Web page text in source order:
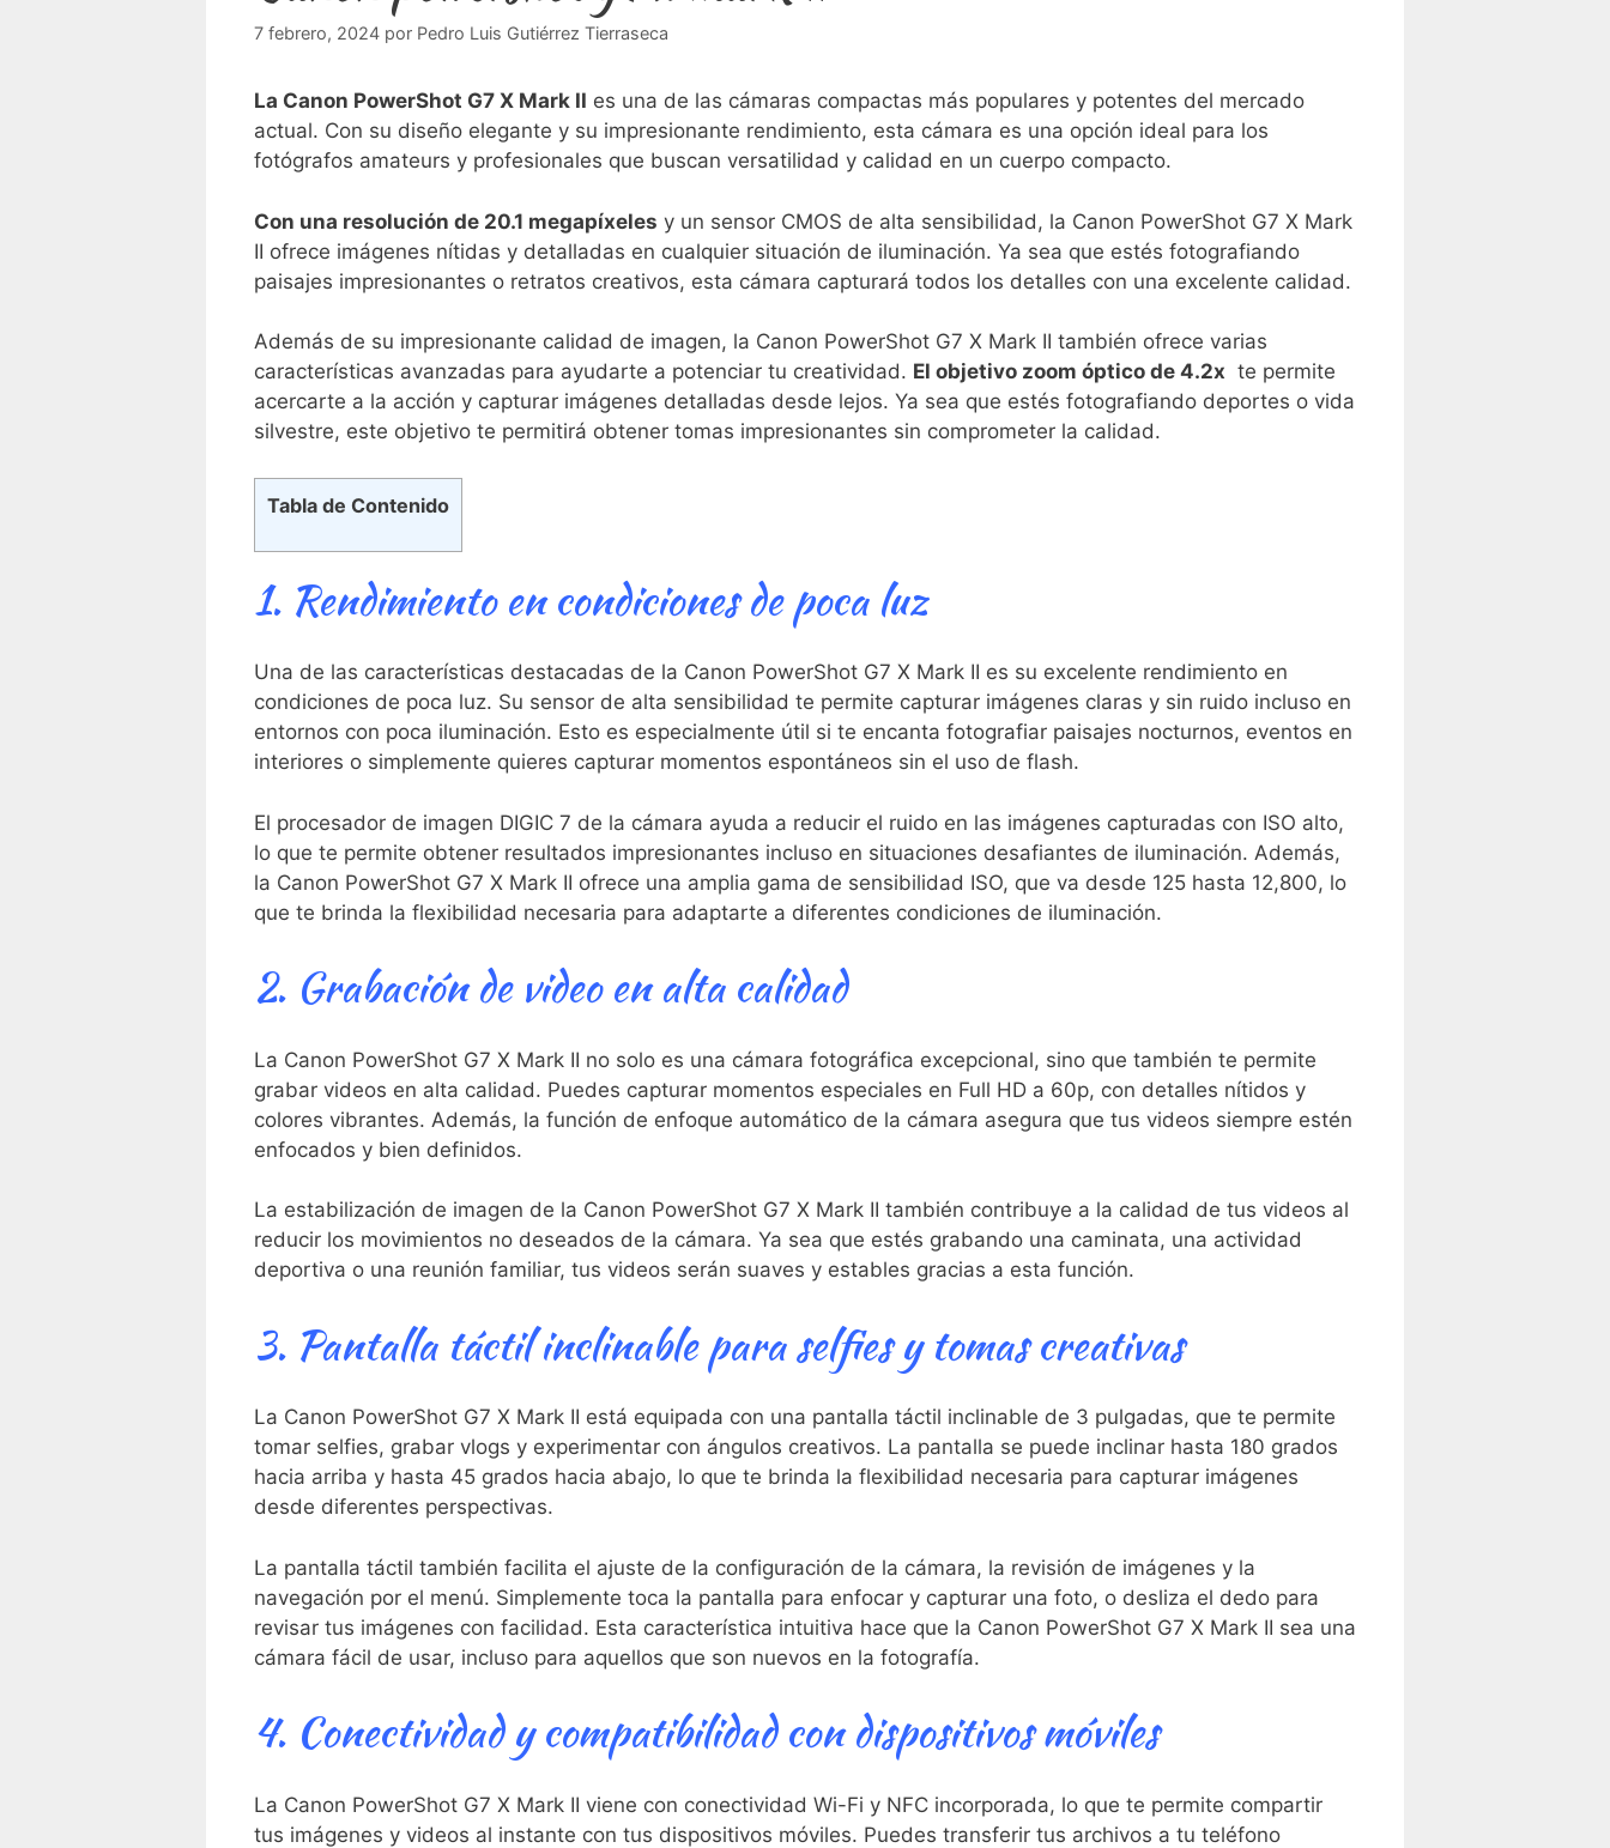
7 febrero, 2024 por Pedro Luis Gutiérrez Tierraseca
La Canon ‌PowerShot G7 X Mark II es una de las cámaras compactas más populares y potentes del mercado
actual. Con su‌ diseño elegante y ‍su impresionante rendimiento, esta⁣ cámara es una⁤ opción ideal para los
fotógrafos amateurs y profesionales que buscan versatilidad y calidad en un cuerpo ⁤compacto.
Con una ⁤resolución de 20.1 megapíxeles y un sensor CMOS de alta sensibilidad, la Canon PowerShot G7 X Mark
II ofrece imágenes nítidas y detalladas en cualquier⁣ situación de iluminación. Ya sea que estés fotografiando
paisajes impresionantes o ​retratos creativos, esta‌ cámara‌ capturará‌ todos los detalles con una excelente calidad.
Además​ de su ⁢impresionante calidad‍ de imagen, la‌ Canon‌ PowerShot G7 ‌X Mark II también ofrece varias
características avanzadas para ayudarte a potenciar tu creatividad. El objetivo‌ zoom⁢ óptico de 4.2x ⁤ te permite
acercarte a la acción y capturar imágenes detalladas desde lejos. Ya sea que estés fotografiando ‍deportes o vida
silvestre, este objetivo te ⁢permitirá obtener tomas impresionantes sin comprometer la calidad.
Tabla de Contenido
1. Rendimiento en condiciones de ⁣poca luz
Una de⁢ las características destacadas de ‌la Canon PowerShot G7 X Mark II‌ es su excelente rendimiento en
condiciones de poca luz.⁣ Su sensor de alta⁢ sensibilidad te permite capturar imágenes​ claras y sin ruido incluso en
entornos con poca ‍iluminación. Esto ‌es especialmente útil⁢ si te ⁣encanta‍ fotografiar paisajes nocturnos, eventos en
interiores o simplemente quieres capturar momentos espontáneos⁢ sin ‌el uso de flash.
El procesador ‌de imagen DIGIC 7 de la cámara ayuda‍ a ‌reducir el ruido ⁣en las imágenes capturadas con ‌ISO alto,
lo que te permite obtener resultados‍ impresionantes incluso en situaciones desafiantes de iluminación. Además,
la Canon PowerShot G7 X Mark II ofrece una amplia gama de sensibilidad ISO, ​que‌ va desde 125 hasta 12,800, lo
que te brinda la ‌flexibilidad necesaria para adaptarte a diferentes condiciones de iluminación.
2. Grabación de video en⁣ alta‌ calidad
La Canon PowerShot G7 X Mark II no solo es ‍una cámara ‍fotográfica excepcional, sino que también ‍te permite
grabar videos‌ en alta calidad. Puedes capturar momentos especiales‌ en Full ⁣HD a 60p, ⁤con detalles nítidos y
colores vibrantes. Además, la función de enfoque ⁤automático de la ‌cámara ⁢asegura que tus videos siempre estén
enfocados⁢ y bien ‌definidos.
La estabilización​ de imagen de la Canon PowerShot G7 X Mark II también contribuye‌ a la calidad de tus ⁢videos al
reducir⁣ los movimientos no deseados‌ de la cámara.​ Ya sea‍ que estés grabando una caminata, una actividad‌
deportiva o una reunión familiar, tus videos serán suaves y estables ‌gracias a‌ esta función.
3. Pantalla táctil ‌inclinable para selfies y tomas creativas
La ‌Canon PowerShot G7⁤ X⁢ Mark II está equipada‍ con una pantalla táctil inclinable de 3 pulgadas, que te permite
tomar selfies,⁣ grabar ‌vlogs y experimentar​ con ángulos creativos. La pantalla se puede⁣ inclinar⁤ hasta 180 grados
hacia arriba y hasta 45 grados ‍hacia abajo, lo que te⁣ brinda la flexibilidad necesaria para​ capturar imágenes
desde diferentes perspectivas.
La pantalla táctil también facilita el ajuste de ⁤la configuración de la ⁤cámara, la revisión de imágenes y la
navegación por el menú. Simplemente toca‌ la pantalla para enfocar y capturar una foto, o desliza el dedo para
revisar tus imágenes con ⁢facilidad. Esta característica intuitiva hace ​que la Canon PowerShot G7 X Mark II sea⁤ una
cámara fácil de ‌usar,⁢ incluso para aquellos‍ que son nuevos en la fotografía.
4. Conectividad y compatibilidad ‍con dispositivos móviles
La Canon PowerShot G7 X Mark II viene con conectividad Wi-Fi y NFC incorporada, lo que te permite‍ compartir
tus imágenes⁢ y ‌videos al‍ instante con tus dispositivos móviles. Puedes transferir tus archivos a tu teléfono